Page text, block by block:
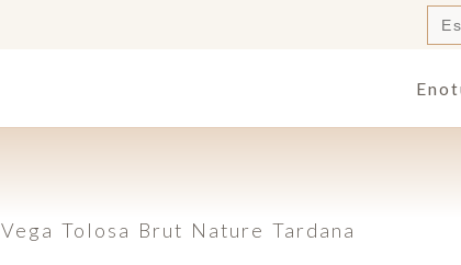
Vega Tolosa Brut Nature Tardana